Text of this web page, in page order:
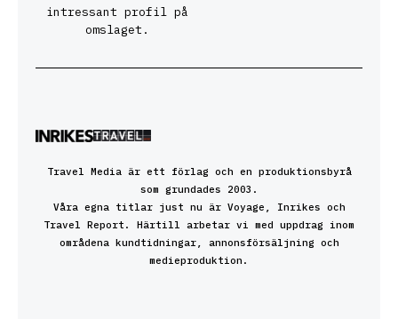
intressant profil på
omslaget.
Travel Media är ett förlag och en produktionsbyrå
som grundades 2003.
Våra egna titlar just nu är Voyage, Inrikes och
Travel Report. Härtill arbetar vi med uppdrag inom
områdena kundtidningar, annonsförsäljning och
medieproduktion.